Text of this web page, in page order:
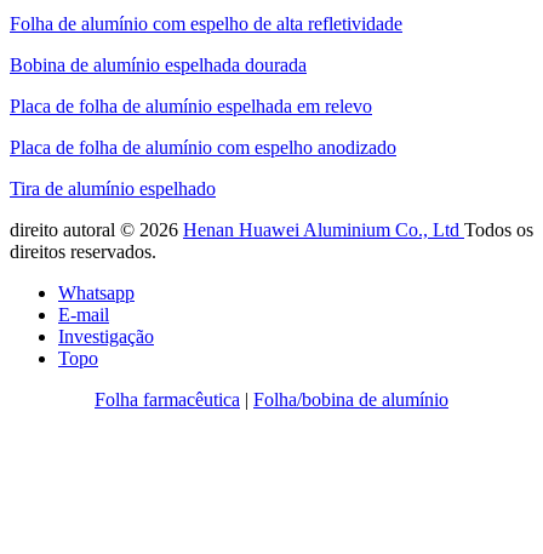
Folha de alumínio com espelho de alta refletividade
Bobina de alumínio espelhada dourada
Placa de folha de alumínio espelhada em relevo
Placa de folha de alumínio com espelho anodizado
Tira de alumínio espelhado
direito autoral © 2026 Henan Huawei Aluminium Co., Ltd Todos os
direitos reservados.
Whatsapp
E-mail
Investigação
Topo
Folha farmacêutica | Folha/bobina de alumínio